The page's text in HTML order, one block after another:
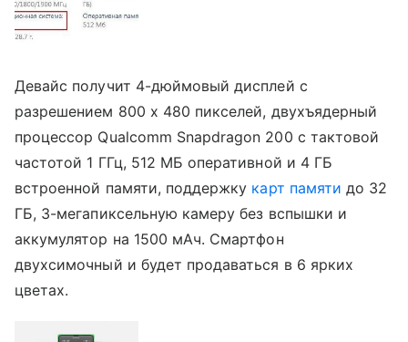
Девайс получит 4-дюймовый дисплей с
разрешением 800 х 480 пикселей, двухъядерный
процессор Qualcomm Snapdragon 200 с тактовой
частотой 1 ГГц, 512 МБ оперативной и 4 ГБ
встроенной памяти, поддержку карт памяти до 32
ГБ, 3-мегапиксельную камеру без вспышки и
аккумулятор на 1500 мАч. Смартфон
двухсимочный и будет продаваться в 6 ярких
цветах.